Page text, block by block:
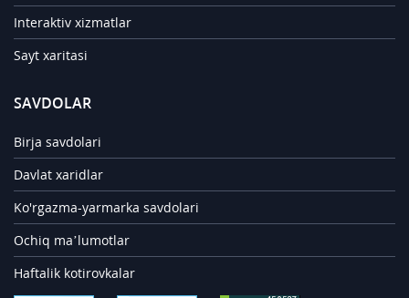
Interaktiv xizmatlar
Sayt xaritasi
SAVDOLAR
Birja savdolari
Davlat xaridlar
Ko'rgazma-yarmarka savdolari
Ochiq ma’lumotlar
Haftalik kotirovkalar